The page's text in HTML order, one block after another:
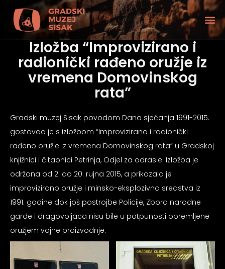
Izložba “Improvizirano i
radionički rađeno oružje iz
vremena Domovinskog
rata”
Gradski muzej Sisak povodom Dana sjećanja 1991-2015.
gostovao je s izložbom “Improvizirano i radionički
rađeno oružje iz vremena Domovinskog rata” u Gradskoj
knjižnici i čitaonici Petrinja, Odjel za odrasle. Izložba je
održana od 2. do 20. rujna 2015, a prikazala je
improvizirano oružje i minsko-eksplozivna sredstva iz
1991. godine dok još postrojbe Policije, Zbora narodne
garde i dragovoljaca nisu bile u potpunosti opremljene
oružjem vojne proizvodnje.
vida